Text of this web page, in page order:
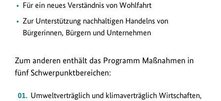
Für ein neues Verständnis von Wohlfahrt
Zur Unterstützung nachhaltigen Handelns von
Bürgerinnen, Bürgern und Unternehmen
Zum anderen enthält das Programm Maßnahmen in
fünf Schwerpunktbereichen:
Umweltverträglich und klimaverträglich Wirtschaften,